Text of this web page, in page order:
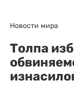
Новости мира
Толпа